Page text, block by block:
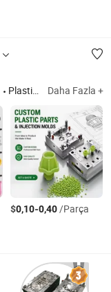
Plastik Enjeksiyon Kalıbı, Enjeksiyon Kalıbı, Plastik Enjeksiyon Kalıplama, Enjeksiyon Kalıplama, Plastik Enjeksiyon Kalıbı, Plastik Enjeksiyon Kalıplama, Vakum Şekillendirme, Silikon Kauçuk Kalıp, Üfleme Kalıbı Ekstrüzyon Kalıbı, CNC İşleme 3D Yazdırma Daha Fazla +
$0,10-0,40/Parça